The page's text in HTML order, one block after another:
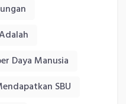
Daya Manusia
SBU